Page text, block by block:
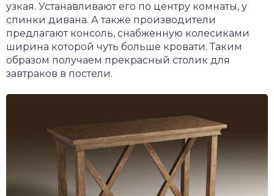
узкая. Устанавливают его по центру комнаты, у
спинки дивана. А также производители
предлагают консоль, снабженную колесиками
ширина которой чуть больше кровати. Таким
образом получаем прекрасный столик для
завтраков в постели.